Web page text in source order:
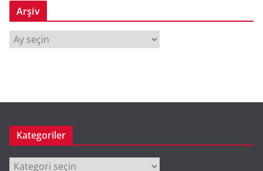
Arşiv
Kategoriler
Kategoriler